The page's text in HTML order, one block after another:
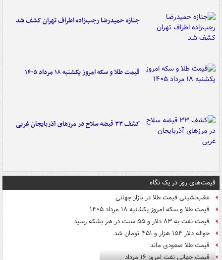
جنازه حمیدرضا رجب‌زاده اطراف تهران کشف شد
قیمت طلا و سکه امروز یکشنبه ۱۸ مرداد ۱۴۰۵
کشف ۳۳ قبضه سلاح در مرزهای آذربایجان غربی
قیمت‌های روز در یک نگاه
عقب‌نشینی قیمت طلا در بازار جهانی
قیمت طلا و سکه امروز یکشنبه ۱۸ مرداد ۱۴۰۵
قیمت نفت به ۸۳ دلار و ۵۵ سنت در هر بشکه رسید
حواله دلار ۱۵۴ هزار و ۴۵۱ تومان شد
قیمت طلا صعودی ماند
قیمت جهانی نفت امروز ۱۶ مرداد